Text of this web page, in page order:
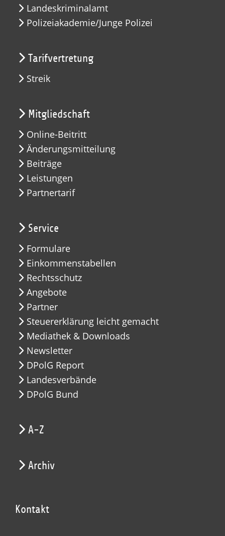
Landeskriminalamt
Polizeiakademie/Junge Polizei
Tarifvertretung
Streik
Mitgliedschaft
Online-Beitritt
Änderungsmitteilung
Beiträge
Leistungen
Partnertarif
Service
Formulare
Einkommenstabellen
Rechtsschutz
Angebote
Partner
Steuererklärung leicht gemacht
Mediathek & Downloads
Newsletter
DPolG Report
Landesverbände
DPolG Bund
A-Z
Archiv
Kontakt